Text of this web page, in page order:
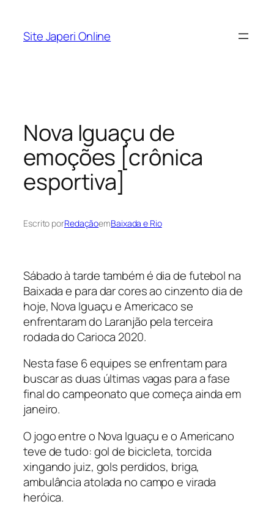
Site Japeri Online
Nova Iguaçu de
emoções [crônica
esportiva]
Escrito porRedaçãoemBaixada e Rio
Sábado à tarde também é dia de futebol na
Baixada e para dar cores ao cinzento dia de
hoje, Nova Iguaçu e Americaco se
enfrentaram do Laranjão pela terceira
rodada do Carioca 2020.
Nesta fase 6 equipes se enfrentam para
buscar as duas últimas vagas para a fase
final do campeonato que começa ainda em
janeiro.
O jogo entre o Nova Iguaçu e o Americano
teve de tudo: gol de bicicleta, torcida
xingando juiz, gols perdidos, briga,
ambulância atolada no campo e virada
heróica.